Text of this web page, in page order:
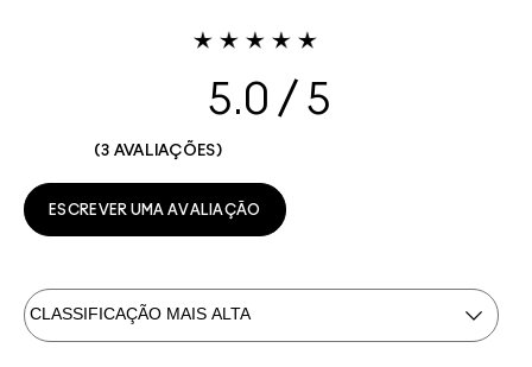
5.0
3 AVALIAÇÕES
ESCREVER UMA AVALIAÇÃO